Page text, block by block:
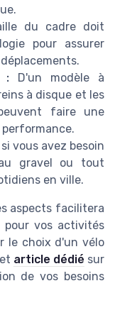
du cadre doit
pour assurer
:D'un modèle à
à disque et les
faire une
vous avez besoin
gravel ou tout
en ville.
aspects facilitera
pour vos activités
le choix d'un vélo
article dédié sur
de vos besoins